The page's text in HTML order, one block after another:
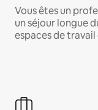
Vous êtes un
un séjour longue
espaces de travail